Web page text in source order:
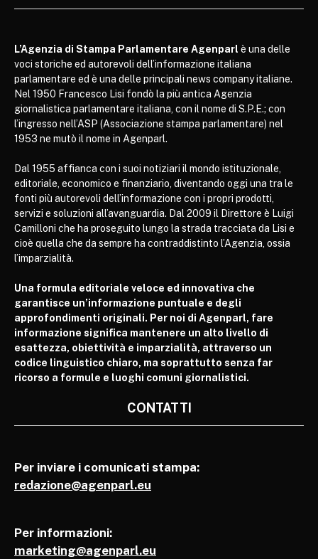
L’Agenzia di Stampa Parlamentare Agenparl è una delle
voci storiche ed autorevoli dell’informazione italiana
parlamentare ed è una delle principali news company italiane.
Nel 1950 Francesco Lisi fondò la più antica Agenzia
giornalistica parlamentare italiana, con il nome di S.P.E.; con
l’ingresso nell’ASP (Associazione stampa parlamentare) nel
1953 ne mutò il nome in Agenparl.
Dal 1955 affianca con i suoi notiziari il mondo istituzionale,
editoriale, economico e finanziario, diventando oggi una tra le
fonti più autorevoli dell’informazione con i propri prodotti,
servizi e soluzioni all’avanguardia. Dal 2009 il Direttore è Luigi
Camilloni che ha proseguito lungo la strada tracciata da Lisi e
cioè quella che da sempre ha contraddistinto l’Agenzia, ossia
l’imparzialità.
Una formula editoriale veloce ed innovativa che
garantisce un’informazione puntuale e degli
approfondimenti originali. Per noi di Agenparl, fare
informazione significa mantenere un alto livello di
esattezza, obiettività e imparzialità, attraverso un
codice linguistico chiaro, ma soprattutto senza far
ricorso a formule e luoghi comuni giornalistici.
CONTATTI
Per inviare i comunicati stampa:
redazione@agenparl.eu
Per informazioni:
marketing@agenparl.eu